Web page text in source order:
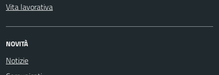
Vita lavorativa
NOVITÀ
Notizie